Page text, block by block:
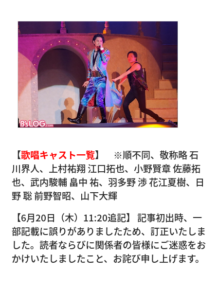
【歌唱キャスト一覧】 ※順不同、敬称略 石
川界人、上村祐翔 江口拓也、小野賢章 佐藤拓
也、武内駿輔 畠中 祐、羽多野 渉 花江夏樹、日
野 聡 前野智昭、山下大輝
【6月20日（木）11:20追記】 記事初出時、一
部記載に誤りがありましたため、訂正いたしま
した。読者ならびに関係者の皆様にご迷惑をお
かけいたしましたこと、お詫び申し上げます。